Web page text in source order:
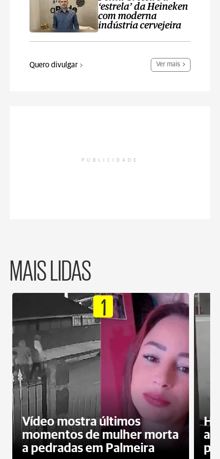
‘estrela’ da Heineken
com moderna
indústria cervejeira
Quero divulgar Ver mais
PUBLICIDADE
MAIS LIDAS
1
Vídeo mostra últimos
momentos de mulher morta
a pedradas em Palmeira